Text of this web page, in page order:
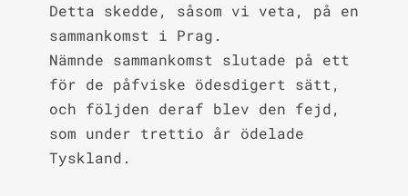
Detta skedde, såsom vi veta, på en
sammankomst i Prag.
Nämnde sammankomst slutade på ett
för de påfviske ödesdigert sätt,
och följden deraf blev den fejd,
som under trettio år ödelade
Tyskland.